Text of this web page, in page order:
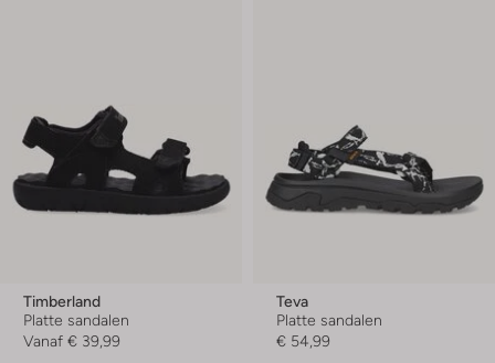
Timberland
Platte sandalen
Vanaf € 39,99
Teva
Platte sandalen
€ 54,99